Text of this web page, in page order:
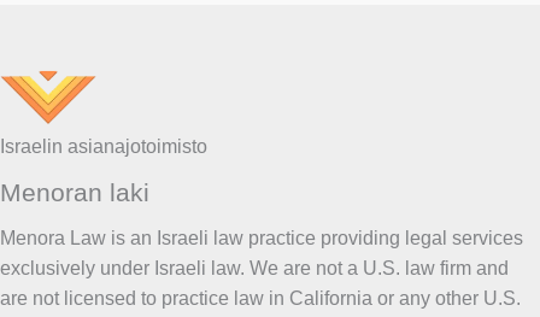
Israelin asianajotoimisto
Menoran laki
Menora Law is an Israeli law practice providing legal services
exclusively under Israeli law. We are not a U.S. law firm and
are not licensed to practice law in California or any other U.S.